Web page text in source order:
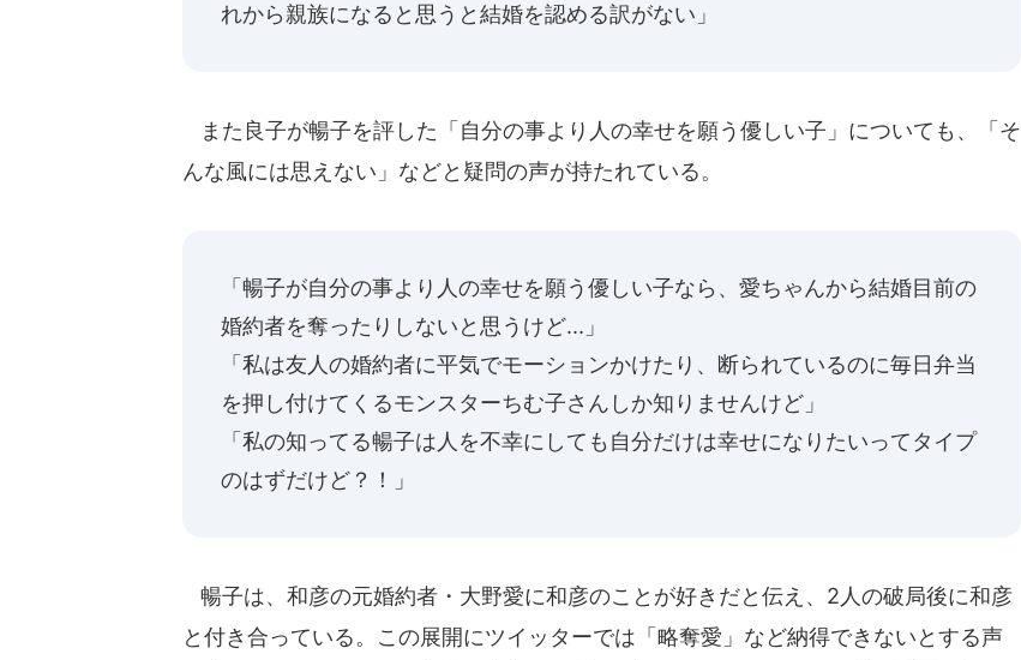
れから親族になると思うと結婚を認める訳がない」
また良子が暢子を評した「自分の事より人の幸せを願う優しい子」についても、「そ
んな風には思えない」などと疑問の声が持たれている。
「暢子が自分の事より人の幸せを願う優しい子なら、愛ちゃんから結婚目前の
婚約者を奪ったりしないと思うけど...」
「私は友人の婚約者に平気でモーションかけたり、断られているのに毎日弁当
を押し付けてくるモンスターちむ子さんしか知りませんけど」
「私の知ってる暢子は人を不幸にしても自分だけは幸せになりたいってタイプ
のはずだけど？！」
暢子は、和彦の元婚約者・大野愛に和彦のことが好きだと伝え、2人の破局後に和彦
と付き合っている。この展開にツイッターでは「略奪愛」など納得できないとする声